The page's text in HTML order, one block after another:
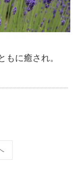
もに癒され。